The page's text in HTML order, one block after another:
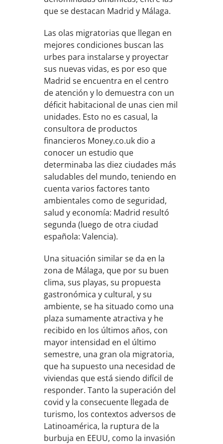
que se destacan Madrid y Málaga.
Las olas migratorias que llegan en
mejores condiciones buscan las
urbes para instalarse y proyectar
sus nuevas vidas, es por eso que
Madrid se encuentra en el centro
de atención y lo demuestra con un
déficit habitacional de unas cien mil
unidades. Esto no es casual, la
consultora de productos
financieros Money.co.uk dio a
conocer un estudio que
determinaba las diez ciudades más
saludables del mundo, teniendo en
cuenta varios factores tanto
ambientales como de seguridad,
salud y economía: Madrid resultó
segunda (luego de otra ciudad
española: Valencia).
Una situación similar se da en la
zona de Málaga, que por su buen
clima, sus playas, su propuesta
gastronómica y cultural, y su
ambiente, se ha situado como una
plaza sumamente atractiva y he
recibido en los últimos años, con
mayor intensidad en el último
semestre, una gran ola migratoria,
que ha supuesto una necesidad de
viviendas que está siendo difícil de
responder. Tanto la superación del
covid y la consecuente llegada de
turismo, los contextos adversos de
Latinoamérica, la ruptura de la
burbuja en EEUU, como la invasión